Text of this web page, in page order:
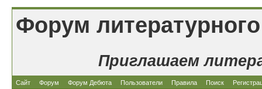
Форум
Приглашаем
Сайт Форум Форум Дебюта Пользователи Правила Поиск